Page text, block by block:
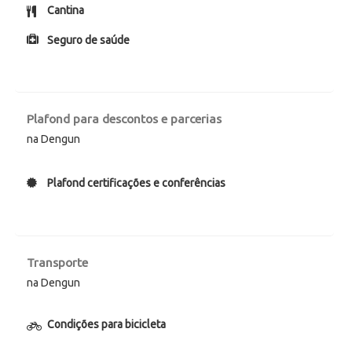
Cantina
Seguro de saúde
Plafond para descontos e parcerias
na Dengun
Plafond certificações e conferências
Transporte
na Dengun
Condições para bicicleta